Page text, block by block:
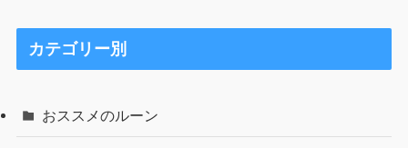
カテゴリー別
おススメのルーン